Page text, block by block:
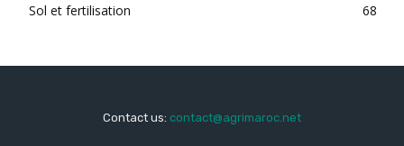
Sol et fertilisation
68
Contact us: contact@agrimaroc.net